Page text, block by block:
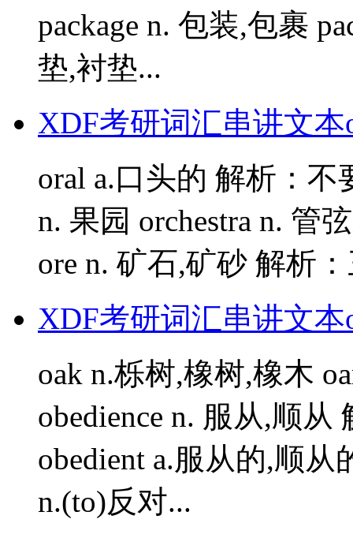
package n. 包装,包裹
垫,衬垫...
XDF考研词汇串讲文本
oral a.口头的 解析：不
n. 果园 orchestra n. 管
ore n. 矿石,矿砂 解析
XDF考研词汇串讲文本
oak n.栎树,橡树,橡木
obedience n. 服从,顺从
obedient a.服从的,顺从
n.(to)反对...